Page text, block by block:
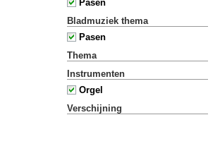
Pasen
Bladmuziek thema
Pasen
Thema
Instrumenten
Orgel
Verschijning